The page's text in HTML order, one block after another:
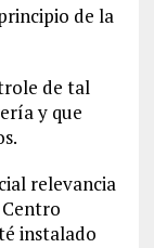
de la
de tal
y que
relevancia
instalado